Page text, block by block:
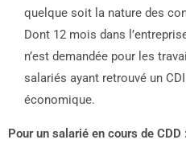
quelque soit la nature des
Dont 12 mois dans
n’est demandée pour les
salariés ayant retrouvé un
économique.
Pour un salarié en cours de CDD :